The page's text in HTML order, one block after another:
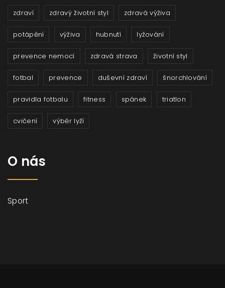
zdraví zdravý životní styl zdravá výživa
potápění výživa hubnutí lyžování
prevence nemocí zdravá strava životní styl
fotbal prevence duševní zdraví šnorchlování
pravidla fotbalu fitness spánek triatlon
cvičení výběr lyží
O nás
Sport